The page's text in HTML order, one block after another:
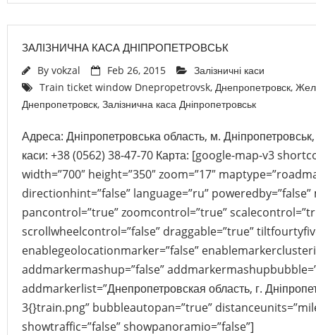
ЗАЛІЗНИЧНА КАСА ДНІПРОПЕТРОВСЬК
By vokzal Feb 26, 2015
Залізничні каси
Train ticket window Dnepropetrovsk, Днепропетровск,
Днепропетровск, Залізнична каса Дніпропетровськ
Адреса: Дніпропетровська область, м.
каси: +38 (0562) 38-47-70 Карта: [google-map-v3
width=”700″ height=”350″ zoom=”17″
directionhint=”false” language=”ru”
pancontrol=”true” zoomcontrol=”true”
scrollwheelcontrol=”false” draggable=”true”
enablegeolocationmarker=”false”
addmarkermashup=”false”
addmarkerlist=”Днепропетровская область, г.
3{}train.png” bubbleautopan=”true”
showtraffic=”false” showpanoramio=”false”]